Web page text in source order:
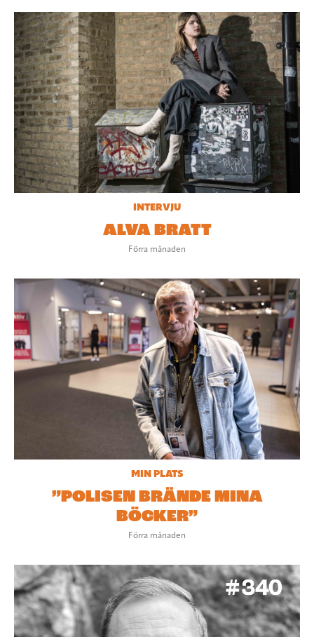
INTERVJU
ALVA BRATT
Förra månaden
MIN PLATS
”POLISEN BRÄNDE MINA
BÖCKER”
Förra månaden